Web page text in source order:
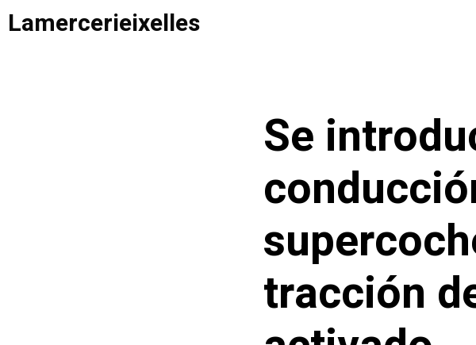
Saltar
alLamercerieixelles
Se
tracción